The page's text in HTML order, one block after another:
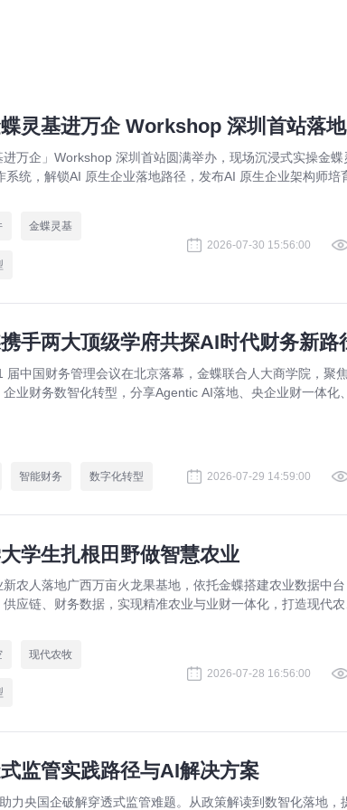
灵基进万企 Workshop 深圳首站落地
进万企」Workshop 深圳首站圆满举办，现场沉浸式实操金蝶
系统，解锁AI 原生企业落地路径，发布AI 原生企业架构师培
金蝶灵基
2026-07-30 15:56:00
手两大顶级学府共探AI时代财务新路
届中国财务管理会议在北京落幕，金蝶联合人大商学院，聚
业财务数智化转型，分享Agentic AI落地、央企业财一体化
智能财务 数字化转型 2026-07-29 14:59:00
学生扎根田野做智慧农业
农人落地广西万亩火龙果基地，依托金蝶搭建农业数据中台
应链、财务数据，实现精准农业与业财一体化，打造现代农
现代农牧
2026-07-28 16:56:00
监管实践路径与AI解决方案
力央国企破解穿透式监管难题。从政策解读到数智化落地，